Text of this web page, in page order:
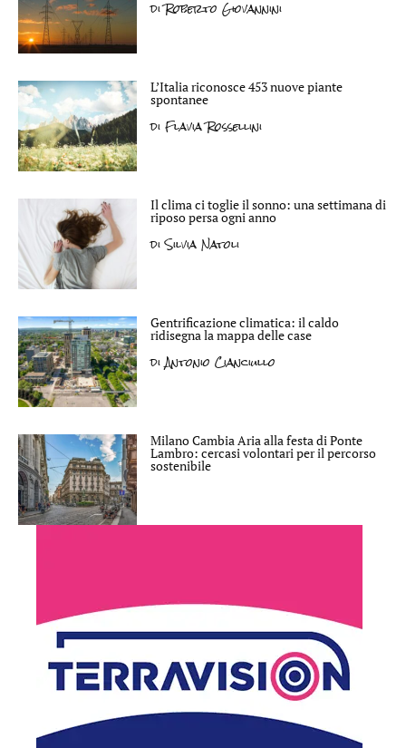
diRoberto Giovannini
L’Italia riconosce 453 nuove piante
spontanee
di Flavia Rossellini
Il clima ci toglie il sonno: una settimana di
riposo persa ogni anno
diSilvia Natoli
Gentrificazione climatica: il caldo
ridisegna la mappa delle case
diAntonio Cianciullo
Milano Cambia Aria alla festa di Ponte
Lambro: cercasi volontari per il percorso
sostenibile